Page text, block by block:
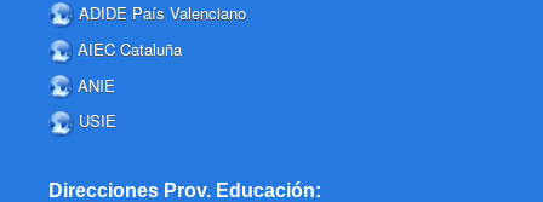
ADIDE País Valenciano
AIEC Cataluña
ANIE
USIE
Direcciones Prov. Educación: